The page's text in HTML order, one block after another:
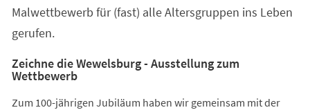
Malwettbewerb für (fast) alle Altersgruppen ins Leben
gerufen.
Zeichne die Wewelsburg - Ausstellung zum
Wettbewerb
Zum 100-jährigen Jubiläum haben wir gemeinsam mit der